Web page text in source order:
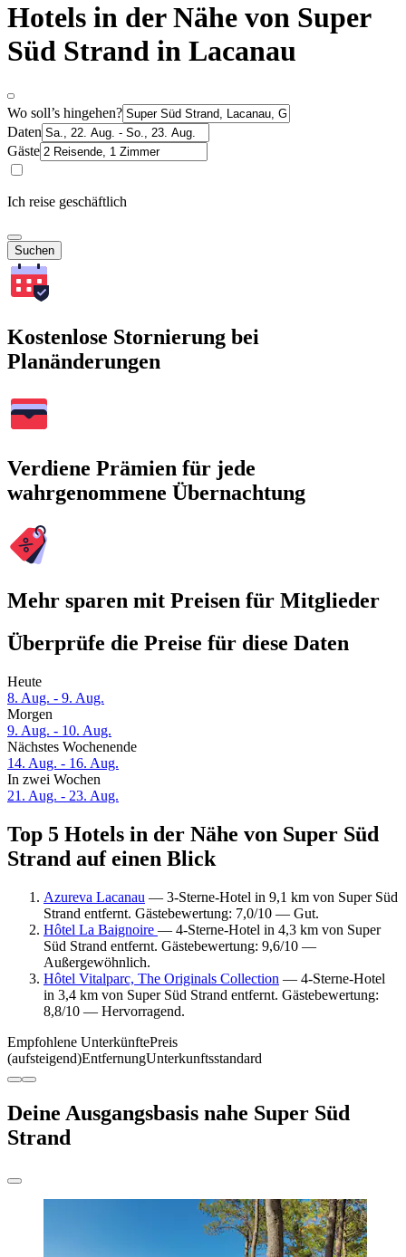
Hotels in der Nähe von Super
Süd Strand in Lacanau
Wo soll’s hingehen?
Daten
Gäste
Ich reise geschäftlich
Suchen
Kostenlose Stornierung bei
Planänderungen
Verdiene Prämien für jede
wahrgenommene Übernachtung
Mehr sparen mit Preisen für Mitglieder
Überprüfe die Preise für diese Daten
Heute
8. Aug. - 9. Aug.
Morgen
9. Aug. - 10. Aug.
Nächstes Wochenende
14. Aug. - 16. Aug.
In zwei Wochen
21. Aug. - 23. Aug.
Top 5 Hotels in der Nähe von Super Süd
Strand auf einen Blick
Azureva Lacanau — 3-Sterne-Hotel in 9,1 km von Super Süd
Strand entfernt. Gästebewertung: 7,0/10 — Gut.
Hôtel La Baignoire — 4-Sterne-Hotel in 4,3 km von Super
Süd Strand entfernt. Gästebewertung: 9,6/10 —
Außergewöhnlich.
Hôtel Vitalparc, The Originals Collection — 4-Sterne-Hotel
in 3,4 km von Super Süd Strand entfernt. Gästebewertung:
8,8/10 — Hervorragend.
Empfohlene UnterkünftePreis
(aufsteigend)EntfernungUnterkunftsstandard
Deine Ausgangsbasis nahe Super Süd
Strand